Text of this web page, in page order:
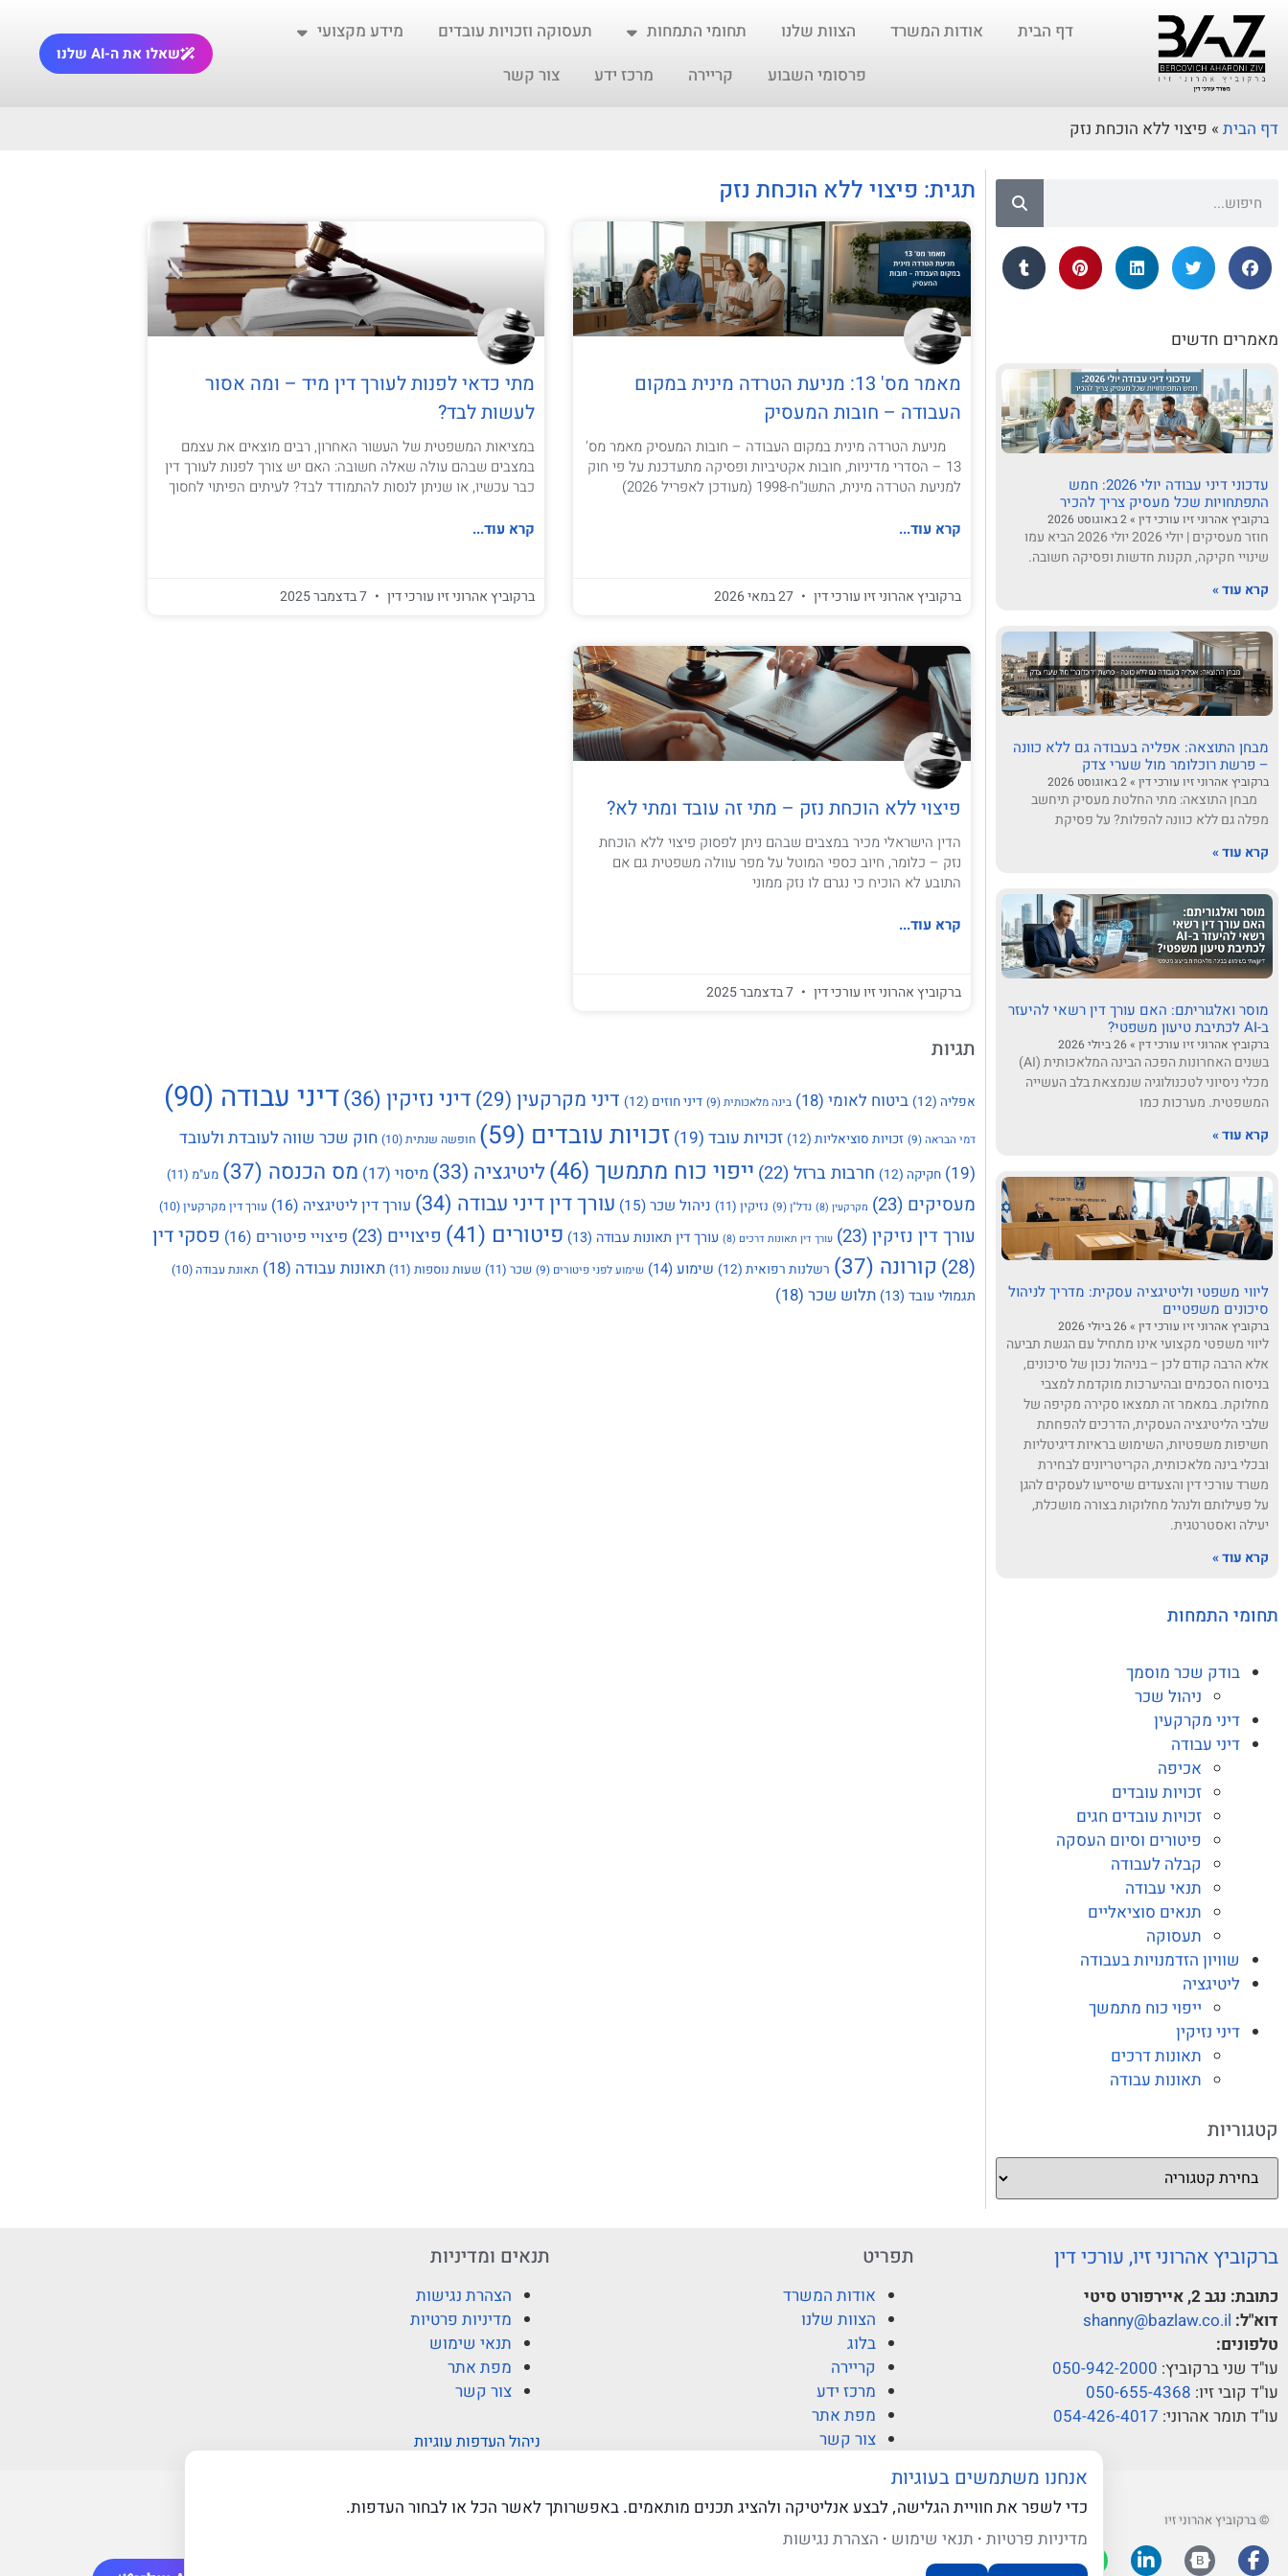
דף הבית אודות המשרד הצוות שלנו תחומי התמחות תעסוקה וזכויות עובדים
מידע מקצועי
פרסומי השבוע
קריירה מרכז ידע צור קשר
שאלו את ה-AI שלנו
דף הבית » פיצוי ללא הוכחת נזק
מאמרים חדשים
עדכוני דיני עבודה יולי 2026: חמש
התפתחויות שכל מעסיק צריך להכיר
ברקוביץ אהרוני זיו עורכי דין
חוזר מעסיקים | יולי 2026 יולי 2026 הביא עמו
שינויי חקיקה, תקנות חדשות ופסיקה חשובה.
קרא עוד »
מבחן התוצאה: אפליה בעבודה גם ללא כוונה
– פרשת רוכלומר מול שערי צדק
ברקוביץ אהרוני זיו עורכי דין
מבחן התוצאה: מתי החלטת מעסיק תיחשב
מפלה גם ללא כוונה להפלות? על פסיקת
קרא עוד »
מוסר ואלגוריתם: האם עורך דין רשאי להיעזר
ב-AI לכתיבת טיעון משפטי?
ברקוביץ אהרוני זיו עורכי דין
בשנים האחרונות הפכה הבינה המלאכותית (AI)
מכלי ניסיוני לטכנולוגיה שנמצאת בלב העשייה
המשפטית. מערכות כמו
קרא עוד »
ליווי משפטי וליטיגציה עסקית: מדריך לניהול
סיכונים משפטיים
ברקוביץ אהרוני זיו עורכי דין
ליווי משפטי מקצועי אינו מתחיל עם הגשת תביעה
אלא הרבה קודם לכן – בניהול נכון של סיכונים,
בניסוח הסכמים ובהיערכות מוקדמת למצבי
מחלוקת. במאמר זה תמצאו סקירה מקיפה של
שלבי הליטיגציה העסקית, הדרכים להפחתת
חשיפות משפטיות, השימוש בראיות דיגיטליות
ובכלי בינה מלאכותית, הקריטריונים לבחירת
משרד עורכי דין והצעדים שיסייעו לעסקים להגן
על פעילותם ולנהל מחלוקות בצורה מושכלת,
יעילה ואסטרטגית.
קרא עוד »
תחומי התמחות
בודק שכר מוסמך
ניהול שכר
דיני מקרקעין
דיני עבודה
אכיפה
זכויות עובדים
זכויות עובדים חגים
פיטורים וסיום העסקה
קבלה לעבודה
תנאי עבודה
תנאים סוציאליים
תעסוקה
שוויון הזדמנויות בעבודה
ליטיגציה
ייפוי כוח מתמשך
דיני נזיקין
תאונות דרכים
תאונות עבודה
קטגוריות
תגית: פיצוי ללא הוכחת נזק
מאמר מס' 13: מניעת הטרדה מינית במקום
העבודה – חובות המעסיק
מניעת הטרדה מינית במקום העבודה – חובות המעסיק מאמר מס'
13 – הסדרי מדיניות, חובות אקטיביות ופסיקה מתעדכנת על פי חוק
למניעת הטרדה מינית, התשנ"ח-1998 (מעודכן לאפריל 2026)
קרא עוד...
ברקוביץ אהרוני זיו עורכי דין 27 במאי 2026
מתי כדאי לפנות לעורך דין מיד – ומה אסור
לעשות לבד?
במציאות המשפטית של העשור האחרון, רבים מוצאים את עצמם
במצבים שבהם עולה שאלה חשובה: האם יש צורך לפנות לעורך דין
כבר עכשיו, או שניתן לנסות להתמודד לבד? לעיתים הפיתוי לחסוך
קרא עוד...
ברקוביץ אהרוני זיו עורכי דין
פיצוי ללא הוכחת נזק – מתי זה עובד ומתי לא?
הדין הישראלי מכיר במצבים שבהם ניתן לפסוק פיצוי ללא הוכחת
נזק – כלומר, חיוב כספי המוטל על מפר עוולה משפטית גם אם
התובע לא הוכיח כי נגרם לו נזק ממוני
קרא עוד...
ברקוביץ אהרוני זיו עורכי דין 7 בדצמבר 2025
תגיות
אפליה (12) ביטוח לאומי (18) בינה מלאכותית(9) דיני חוזים (12) דיני מקרקעין (29) דיני נזיקין (36) דיני עבודה (90)
דמי הבראה(9) זכויות סוציאליות (12) זכויות עובד (19) זכויות עובדים (59) חופשה שנתית(10)
חוק שכר שווה לעובדת ולעובד
(19)
חקיקה (12) חרבות ברזל (22) ייפוי כוח מתמשך (46) ליטיגציה (33) מיסוי (17) מס הכנסה (37) מע"מ (11)
מעסיקים (23) מקרקעין (8) נדל"ן(9) נזיקין (11) ניהול שכר(15) עורך דין דיני עבודה (34) עורך דין ליטיגציה (16) עורך דין מקרקעין(10)
עורך דין נזיקין(23) עורך דין תאונות דרכים (8) עורך דין תאונות עבודה (13) פיטורים (41) פיצויים (23) פיצויי פיטורים (16)
פסקי דין
(28)
קורונה (37) רשלנות רפואית (12) שימוע(14) שימוע לפני פיטורים (9) שכר (11) שעות נוספות (11) תאונות עבודה (18) תאונת עבודה (10)
תגמולי עובד (13) תלוש שכר (18)
ברקוביץ אהרוני זיו, עורכי דין
כתובת: נגב 2, איירפורט סיטי
דוא"ל: shanny@bazlaw.co.il
טלפונים:
עו"ד שני ברקוביץ: 050-942-2000
עו"ד קובי זיו: 050-655-4368
עו"ד תומר אהרוני: 054-426-4017
תפריט
אודות המשרד
הצוות שלנו
בלוג
קריירה
מרכז ידע
מפת אתר
צור קשר
תנאים ומדיניות
הצהרת נגישות
מדיניות פרטיות
תנאי שימוש
מפת אתר
צור קשר
ניהול העדפות עוגיות
© ברקוביץ אהרוני זיו
אנחנו משתמשים בעוגיות
כדי לשפר את חוויית הגלישה, לבצע אנליטיקה ולהציג תכנים מותאמים. באפשרותך לאשר הכל או לבחור העדפות.
מדיניות פרטיות · תנאי שימוש · הצהרת נגישות